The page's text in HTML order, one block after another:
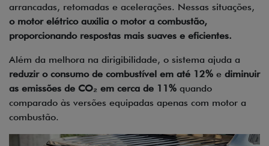
arrancadas, retomadas e acelerações. Nessas situações,
o motor elétrico auxilia o motor a combustão,
proporcionando respostas mais suaves e eficientes.
Além da melhora na dirigibilidade, o sistema ajuda a
reduzir o consumo de combustível em até 12% e diminuir
as emissões de CO₂ em cerca de 11% quando
comparado às versões equipadas apenas com motor a
combustão.